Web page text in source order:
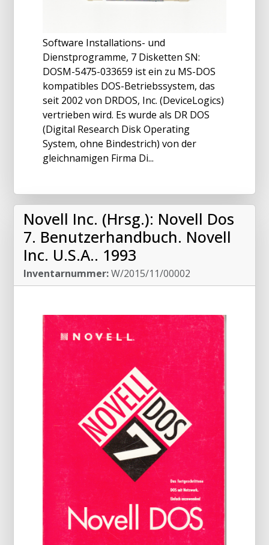
Software Installations- und
Dienstprogramme, 7 Disketten SN:
DOSM-5475-033659 ist ein zu MS-DOS
kompatibles DOS-Betriebssystem, das
seit 2002 von DRDOS, Inc. (DeviceLogics)
vertrieben wird. Es wurde als DR DOS
(Digital Research Disk Operating
System, ohne Bindestrich) von der
gleichnamigen Firma Di...
Novell Inc. (Hrsg.): Novell Dos
7. Benutzerhandbuch. Novell
Inc. U.S.A.. 1993
Inventarnummer:W/2015/11/00002